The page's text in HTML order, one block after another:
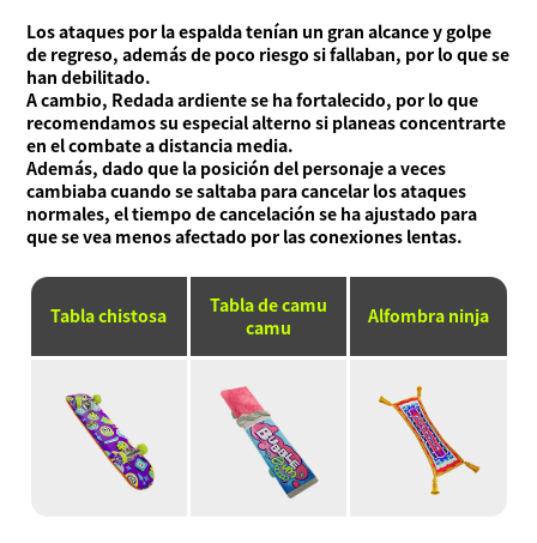
Los ataques por la espalda tenían un gran alcance y golpe
de regreso, además de poco riesgo si fallaban, por lo que se
han debilitado.
A cambio, Redada ardiente se ha fortalecido, por lo que
recomendamos su especial alterno si planeas concentrarte
en el combate a distancia media.
Además, dado que la posición del personaje a veces
cambiaba cuando se saltaba para cancelar los ataques
normales, el tiempo de cancelación se ha ajustado para
que se vea menos afectado por las conexiones lentas.
Tabla chistosa
Tabla de camu
camu
Alfombra ninja